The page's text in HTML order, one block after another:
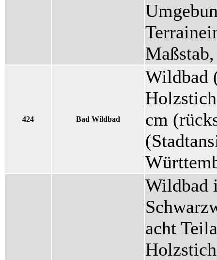
424 Bad Wildbad
Wildbad
cm
Wildbad
acht